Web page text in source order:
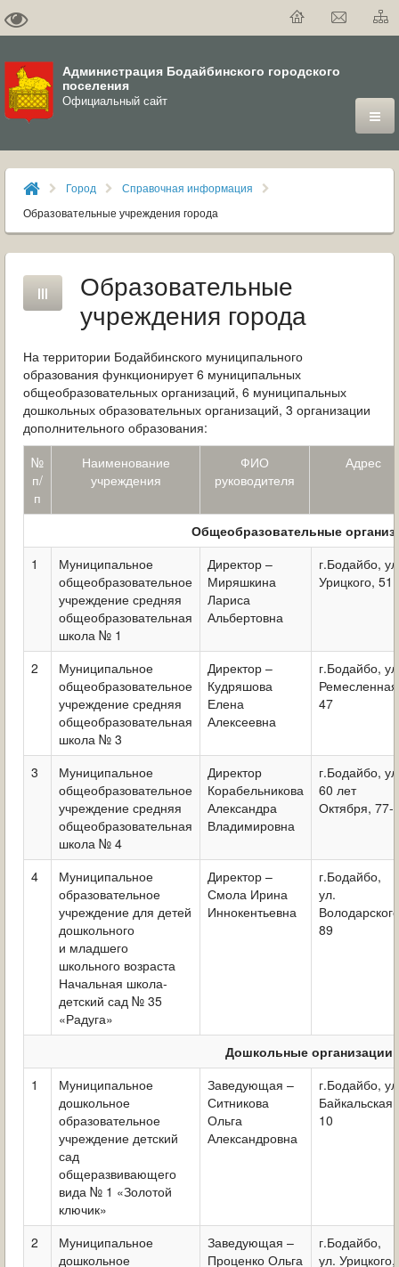
Администрация Бодайбинского городского
поселения
Официальный сайт
ГОРОД
ДУМА
ВЛАСТЬ
ДОКУМЕНТЫ
ОФИЦИАЛЬНЫЙ ВЕСТНИК БОДАЙБО
МУНИЦИПАЛЬНЫЕ УСЛУГИ
ОБРАЩЕНИЯ ГРАЖДАН
ГРАДОСТРОИТЕЛЬНАЯ ДЕЯТЕЛЬНОСТЬ
ИНФОРМИРОВАНИЕ НАСЕЛЕНИЯ
ДЕЯТЕЛЬНОСТЬ ПРОКУРАТУРЫ
МУНИЦИПАЛЬНЫЙ КОНТРОЛЬ
ПОИСК ПО САЙТУ
Город
Справочная информация
Образовательные учреждения города
Образовательные
учреждения города
На территории Бодайбинского муниципального
образования функционирует 6 муниципальных
общеобразовательных организаций, 6 муниципальных
дошкольных образовательных организаций, 3 организации
дополнительного образования:
№
п/
п
Наименование
учреждения
ФИО
руководителя
Адрес
Общеобразовательные
1
Муниципальное
общеобразовательное
учреждение средняя
общеобразовательная
школа № 1
Директор –
Миряшкина
Лариса
Альбертовна
г.Бодайбо,
Урицкого, 51
2
Муниципальное
общеобразовательное
учреждение средняя
общеобразовательная
школа № 3
Директор –
Кудряшова
Елена
Алексеевна
г.Бодайбо,
47
3
Муниципальное
общеобразовательное
учреждение средняя
общеобразовательная
школа № 4
Директор
Корабельникова
Александра
Владимировна
г.Бодайбо,
60 лет
Октября, 77-
4
Муниципальное
образовательное
учреждение для детей
дошкольного
и младшего
школьного возраста
Начальная школа-
детский сад № 35
«Радуга»
Директор –
Смола Ирина
Иннокентьевна
г.Бодайбо,
ул.
89
Дошкольные организации
1
Муниципальное
дошкольное
образовательное
учреждение детский
сад
общеразвивающего
вида № 1 «Золотой
ключик»
Заведующая –
Ситникова
Ольга
Александровна
г.Бодайбо,
Байкальская,
10
2
Муниципальное
дошкольное
Заведующая –
Проценко Ольга
г.Бодайбо,
ул. Урицкого,